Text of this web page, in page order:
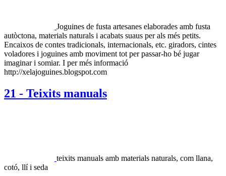
Joguines de fusta artesanes elaborades amb fusta
autòctona, materials naturals i acabats suaus per als més petits.
Encaixos de contes tradicionals, internacionals, etc. giradors, cintes
voladores i joguines amb moviment tot per passar-ho bé jugar
imaginar i somiar. I per més informació
http://xelajoguines.blogspot.com
21 - Teixits manuals
teixits manuals amb materials naturals, com llana,
cotó, llí i seda